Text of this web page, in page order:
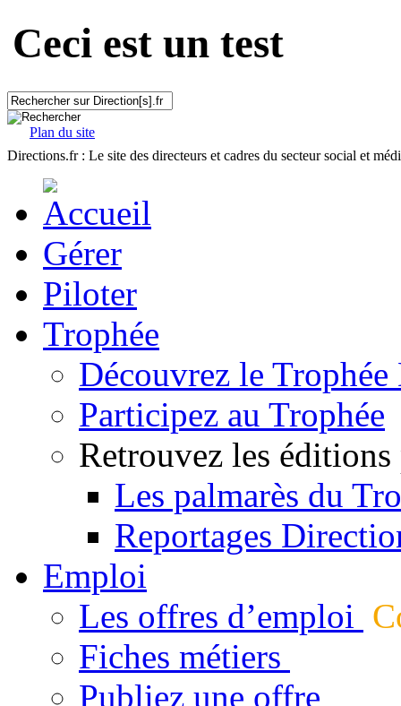
Ceci est un test
Plan du site
Directions.fr : Le site des directeurs et cadres du secteur social et
Gérer
Piloter
Trophée
Découvrez le
Participez au Trophée
Retrouvez les éditions
Les palmarès du
Reportages
Emploi
Les offres d’emploi
Fiches métiers
Publiez une offre